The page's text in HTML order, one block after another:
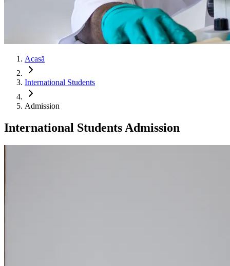
Acasă
International Students
Admission
International Students Admission